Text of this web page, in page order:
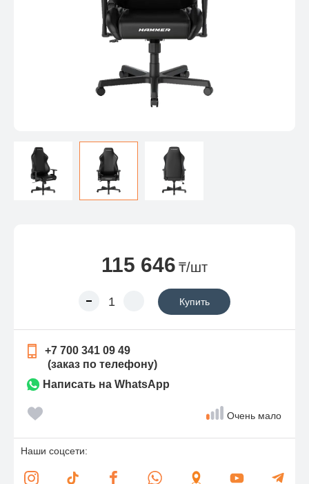
115 646 ₸/шт
Купить
+7 700 341 09 49
(заказ по телефону)
Написать на WhatsApp
Очень мало
Наши соцсети: